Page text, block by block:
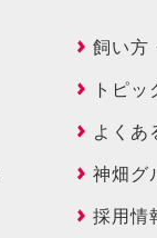
飼い方
トピッ
よくあ
神畑グ
採用情